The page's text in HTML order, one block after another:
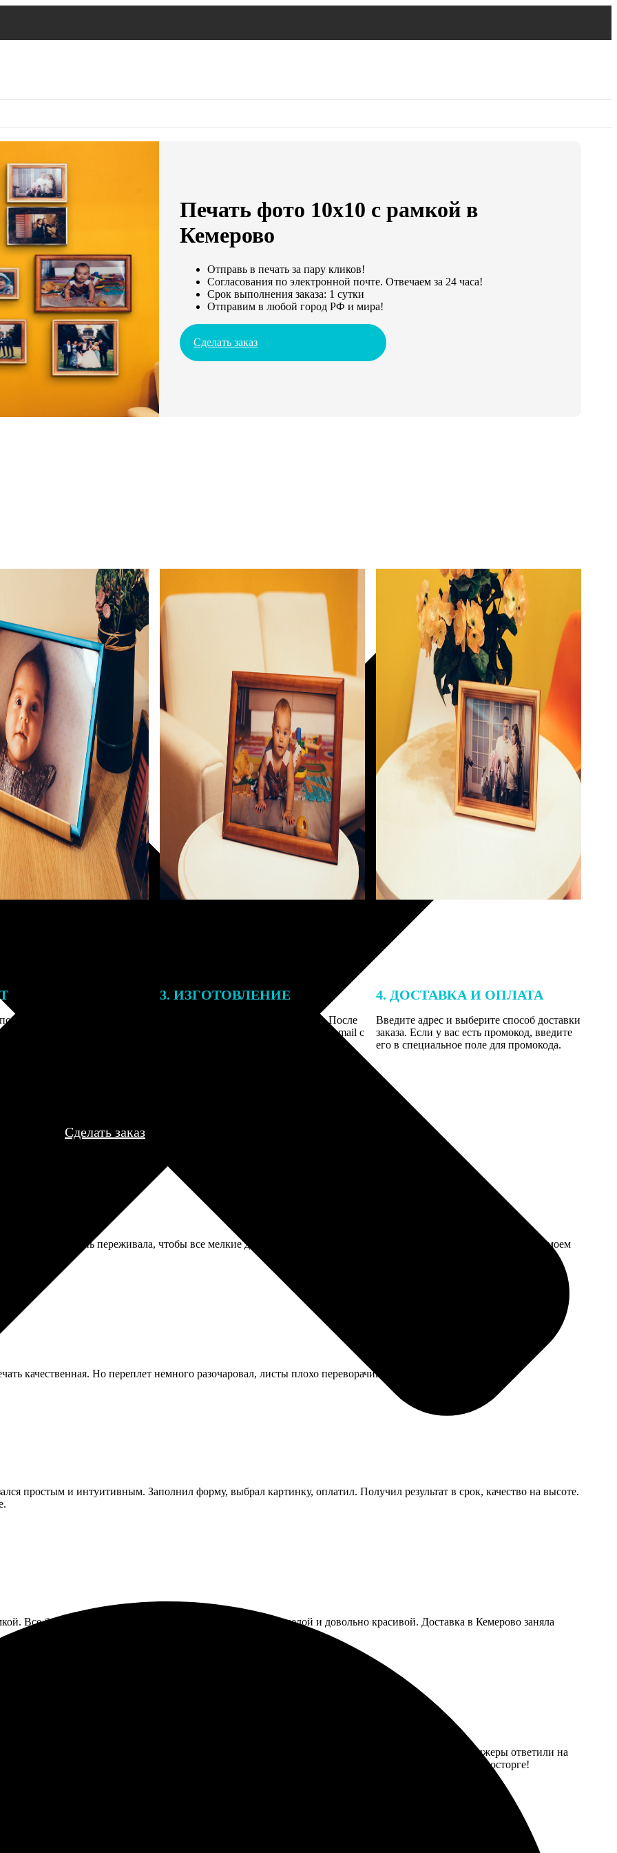
Печать фото 10х10 с рамкой в
Кемерово
Отправь в печать за пару кликов!
Согласования по электронной почте. Отвечаем за 24 часа!
Срок выполнения заказа: 1 сутки
Отправим в любой город РФ и мира!
Сделать заказ
заказа к печати
могут связаться с Вами
телефону или email для
деталей.
3. ИЗГОТОВЛЕНИЕ
Оплатите заказ банковской картой. После
оплаты получите подтверждение на email с
описанием заказа. Когда отправим заказ
4. ДОСТАВКА И ОПЛАТА
Введите адрес и выберите способ доставки
заказа. Если у вас есть промокод, введите
его в специальное поле для промокода.
Сделать заказ
сама, очень переживала, чтобы все мелкие детали пропечатались. Все вышло идеально, даже лучше, чем в моем
качественная. Но переплет немного разочаровал, листы плохо переворачиваются, заедают.
простым и интуитивным. Заполнил форму, выбрал картинку, оплатил. Получил результат в срок, качество на высоте.
Все быстро, качественно, удобно. Фотография пришла целой и довольно красивой. Доставка в Кемерово заняла
была выполнена быстро и качественно. На сайте процесс оформления прост, все понятно. Менеджеры ответили на
прошла без задержек, а сама рамка выглядит очень стильно. Подарю такую же подруге, она в восторге!